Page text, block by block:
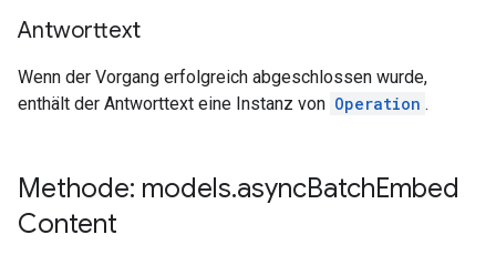
Antworttext
Wenn der Vorgang erfolgreich abgeschlossen wurde,
enthält der Antworttext eine Instanz von Operation .
Methode: models.asyncBatchEmbed
Content